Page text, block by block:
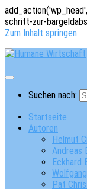
schritt-zur-
Zum Inhalt springen
Suchen nach:
Startseite
Autoren
Helmut
Andreas
Eckhard
Pat